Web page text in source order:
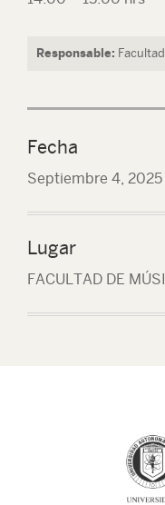
Responsable:
Fecha
Septiembre 4, 2025
Lugar
FACULTAD DE